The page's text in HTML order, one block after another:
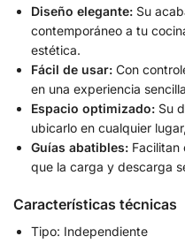
Diseño elegante: Su
contemporáneo a tu
estética.
Fácil de usar: Con
en una experiencia
Espacio optimizado: Su
ubicarlo en cualquier
Guías abatibles: Facilitan
que la carga y descarga
Características técnicas
Tipo: Independiente